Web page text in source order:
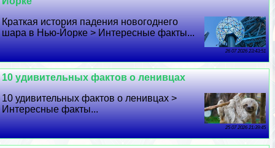
Краткая история падения новогоднего
шара в Нью-Йорке > Интересные факты...
26 07 2026 23:43:51
10 удивительных фактов о ленивцах
10 удивительных фактов о ленивцах >
Интересные факты...
25 07 2026 21:39:45